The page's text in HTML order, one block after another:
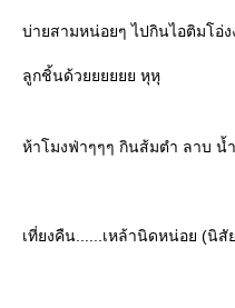
บ่ายสามหน่อยๆ ไปกินไอติมโอ่ง
ลูกชิ้นด้วยยยยยย หุหุ
ห้าโมงฟ่าๆๆๆ กินส้มตำ ลาบ น้
เที่ยงคืน......เหล้านิดหน่อย (นิสั